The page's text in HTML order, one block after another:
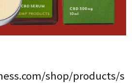
shop/products/s